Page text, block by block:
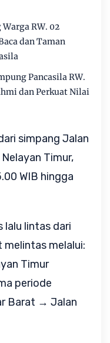
RW. 02
dan Taman
Pancasila RW.
dan Perkuat Nilai
simpang Jalan
Timur,
WIB hingga
lalu lintas dari
melintas melalui:
Timur
periode
Barat → Jalan